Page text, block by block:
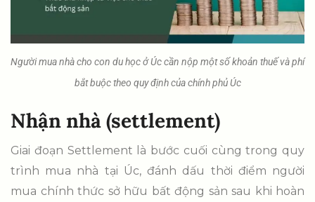
Người mua nhà cho con du học ở Úc cần nộp một số khoản thuế và phí
bắt buộc theo quy định của chính phủ Úc
Nhận nhà (settlement)
Giai đoạn Settlement là bước cuối cùng trong quy
trình mua nhà tại Úc, đánh dấu thời điểm người
mua chính thức sở hữu bất động sản sau khi hoàn